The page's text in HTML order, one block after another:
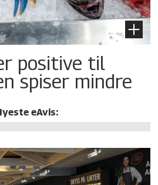
positive til
spiser mindre
eAvis: